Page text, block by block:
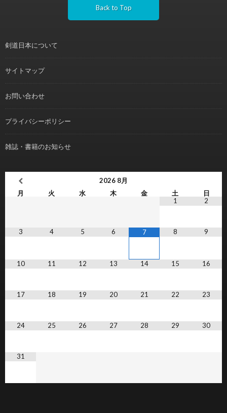
Back to Top
剣道日本について
サイトマップ
お問い合わせ
プライバシーポリシー
雑誌・書籍のお知らせ
2026 8月
月
火 水 木 金 土
日
1
2
3 4 5 6 7 8 9
10 11 12 13 14 15 16
17 18 19 20 21 22 23
24 25 26 27 28 29 30
31